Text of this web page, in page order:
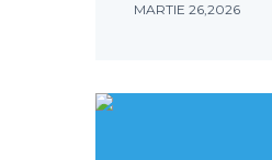
MARTIE 26,2026